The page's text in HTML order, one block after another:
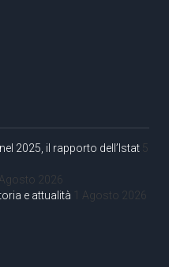
2025, il rapporto dell’Istat 5
2026
e attualità 1 Agosto 2026